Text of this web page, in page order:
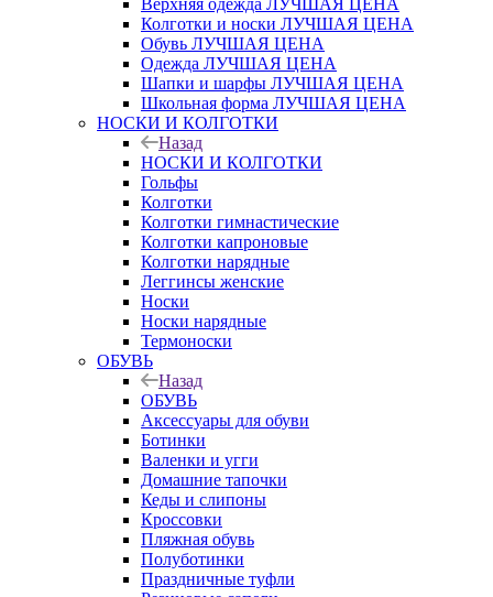
Верхняя одежда ЛУЧШАЯ ЦЕНА
Колготки и носки ЛУЧШАЯ ЦЕНА
Обувь ЛУЧШАЯ ЦЕНА
Одежда ЛУЧШАЯ ЦЕНА
Шапки и шарфы ЛУЧШАЯ ЦЕНА
Школьная форма ЛУЧШАЯ ЦЕНА
НОСКИ И КОЛГОТКИ
Назад
НОСКИ И КОЛГОТКИ
Гольфы
Колготки
Колготки гимнастические
Колготки капроновые
Колготки нарядные
Леггинсы женские
Носки
Носки нарядные
Термоноски
ОБУВЬ
Назад
ОБУВЬ
Аксессуары для обуви
Ботинки
Валенки и угги
Домашние тапочки
Кеды и слипоны
Кроссовки
Пляжная обувь
Полуботинки
Праздничные туфли